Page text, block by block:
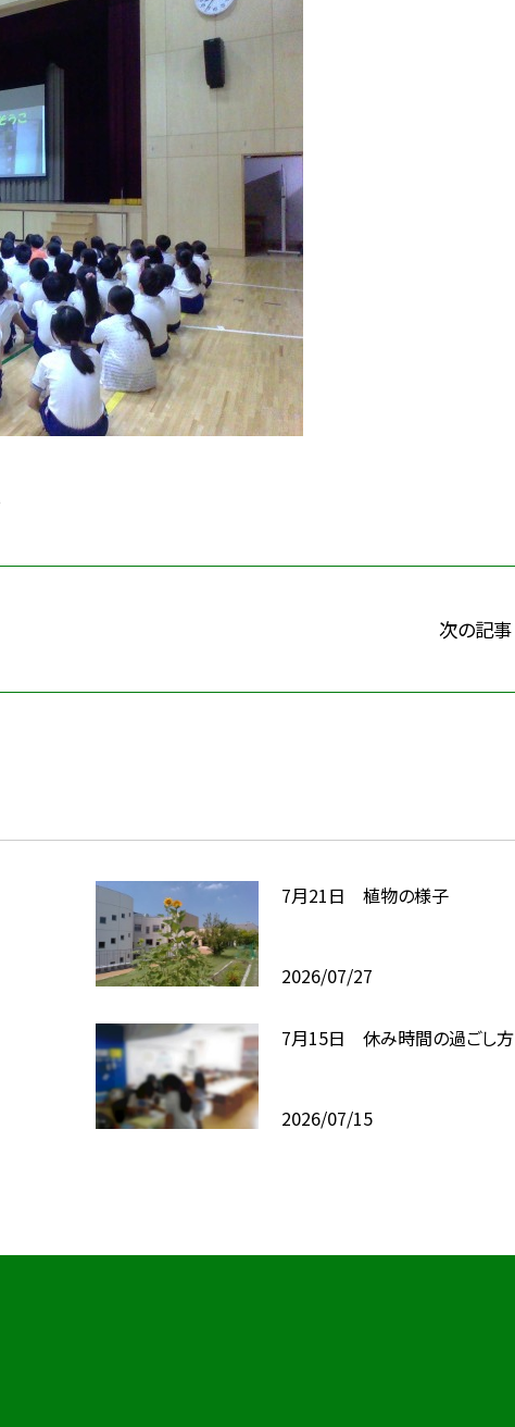
次の記事
7月21日 植物の様子
2026/07/27
7月15日 休み時間の過ごし方
2026/07/15